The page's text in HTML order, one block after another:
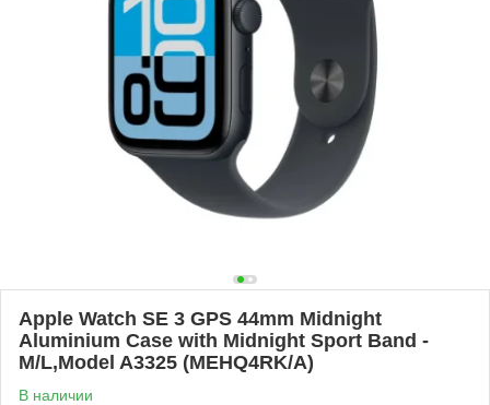
Apple Watch SE 3 GPS 44mm Midnight
Aluminium Case with Midnight Sport Band -
M/L,Model A3325 (MEHQ4RK/A)
В наличии